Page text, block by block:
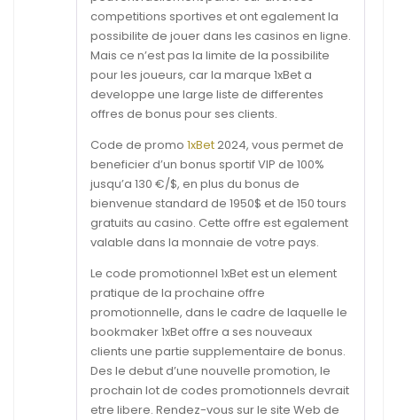
competitions sportives et ont egalement la
possibilite de jouer dans les casinos en ligne.
Mais ce n’est pas la limite de la possibilite
pour les joueurs, car la marque 1xBet a
developpe une large liste de differentes
offres de bonus pour ses clients.
Code de promo 1xBet2024, vous permet de
beneficier d’un bonus sportif VIP de 100%
jusqu’a 130 €/$, en plus du bonus de
bienvenue standard de 1950$ et de 150 tours
gratuits au casino. Cette offre est egalement
valable dans la monnaie de votre pays.
Le code promotionnel 1xBet est un element
pratique de la prochaine offre
promotionnelle, dans le cadre de laquelle le
bookmaker 1xBet offre a ses nouveaux
clients une partie supplementaire de bonus.
Des le debut d’une nouvelle promotion, le
prochain lot de codes promotionnels devrait
etre libere. Rendez-vous sur le site Web de